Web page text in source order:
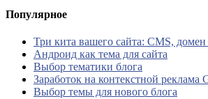
Популярное
Три кита вашего сайта: CMS, домен
Андроид как тема для сайта
Выбор тематики блога
Заработок на контекстной реклама
Выбор темы для нового блога